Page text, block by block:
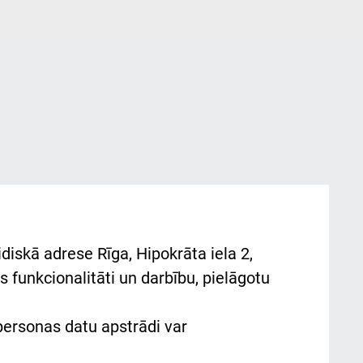
adrese Rīga, Hipokrāta iela 2,
funkcionalitāti un darbību, pielāgotu
datu apstrādi var